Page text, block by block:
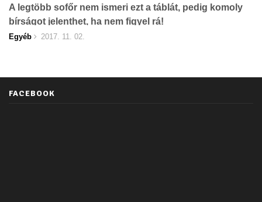
A legtöbb sofőr nem ismeri ezt a táblát, pedig komoly
bírságot jelenthet, ha nem figyel rá!
Egyéb 2017. 11. 02.
FACEBOOK